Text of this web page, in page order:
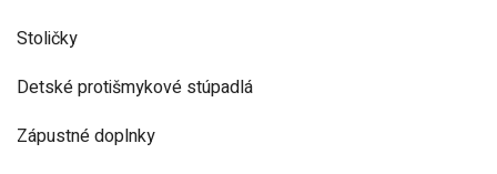
Stoličky
Detské protišmykové stúpadlá
Zápustné doplnky